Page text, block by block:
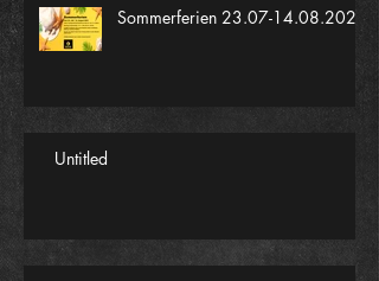
Sommerferien 23.07-14.08.2022
Untitled